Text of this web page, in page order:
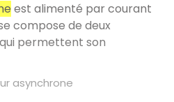
est alimenté par courant
compose de deux
permettent son
asynchrone